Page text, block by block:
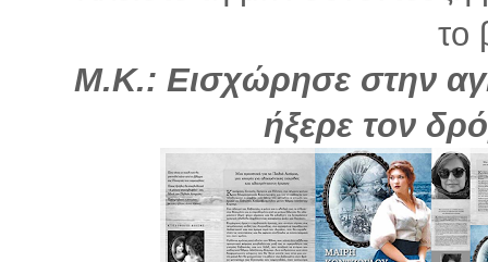
το
Μ.Κ.: Εισχώρησε στην
ήξερε τον